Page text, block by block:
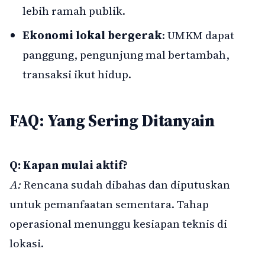
lebih ramah publik.
Ekonomi lokal bergerak: UMKM dapat
panggung, pengunjung mal bertambah,
transaksi ikut hidup.
FAQ: Yang Sering Ditanyain
Q: Kapan mulai aktif?
A:Rencana sudah dibahas dan diputuskan
untuk pemanfaatan sementara. Tahap
operasional menunggu kesiapan teknis di
lokasi.